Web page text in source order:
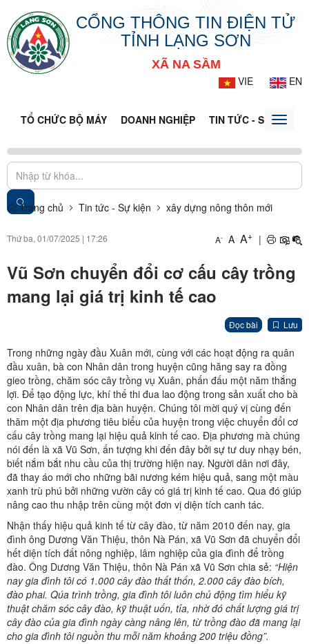
CỔNG THÔNG TIN ĐIỆN TỬ
TỈNH LẠNG SƠN
XÃ NA SẦM
VIE
EN
TỔ CHỨC BỘ MÁY DOANH NGHIỆP TIN TỨC - SỰ KIỆNToggle
Trang chủ Tin tức - Sự kiện xây dựng nông thôn mới
Thứ ba, 01/07/2025 | 17:26 A- A A+ |
Vũ Sơn chuyển đổi cơ cấu cây trồng
mang lại giá trị kinh tế cao
Đọc bài Lưu
Trong những ngày đầu Xuân mới, cùng với các hoạt động ra quân
đầu xuân, bà con Nhân dân trong huyện cũng hăng say ra đồng
gieo trồng, chăm sóc cây trồng vụ Xuân, phấn đấu một năm thắng
lợi. Để tạo động lực, khí thế thi đua lao động trong sản xuất cho bà
con Nhân dân trên địa bàn huyện. Chúng tôi mời quý vị cùng đến
thăm một địa phương tiêu biểu của huyện trong việc chuyển đổi cơ
cấu cây trồng mang lại hiệu quả kinh tế cao. Địa phương mà chúng
nói đến là xã Vũ Sơn, ấn tượng khi đến đây bởi sự tư duy nhạy bén,
biết nắm bắt nhu cầu của thị trường hiện nay. Người dân nơi đây,
đã thay áo mới cho những bãi nương kém hiệu quả, sang một màu
xanh trù phú bởi những vườn cây có giá trị kinh tế cao. Qua đó giúp
nâng cao thu nhập trên cùng một đơn vị diện tích canh tác.
Nhận thấy hiệu quả kinh tế từ cây đào, từ năm 2010 đến nay, gia
đình ông Dương Văn Thiệu, thôn Nà Pán, xã Vũ Sơn đã chuyển đổi
hết diện tích đất nông nghiệp, lâm nghiệp của gia đình để trồng
đào. Ông Dương Văn Thiệu, thôn Nà Pán xã Vũ Sơn chia sẻ: “Hiện
nay gia đình tôi có 1.000 cây đào thất thốn, 2.000 cây đào bích,
đào phai. Qúa trình trồng, gia đình tôi luôn chủ động tìm hiểu kỹ
thuật chăm sóc cây đào, kỹ thuật uốn, tỉa, nhờ đó chất lượng giá trị
cây đào của gia đình ngày càng nâng lên, từ trồng đào đã mang lại
cho gia đình tôi nguồn thu mỗi năm khoảng 200 triệu đồng”.